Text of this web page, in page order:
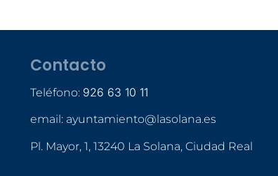
Contacto
Teléfono: 926 63 10 11
email: ayuntamiento@lasolana.es
Pl. Mayor, 1, 13240 La Solana, Ciudad Real